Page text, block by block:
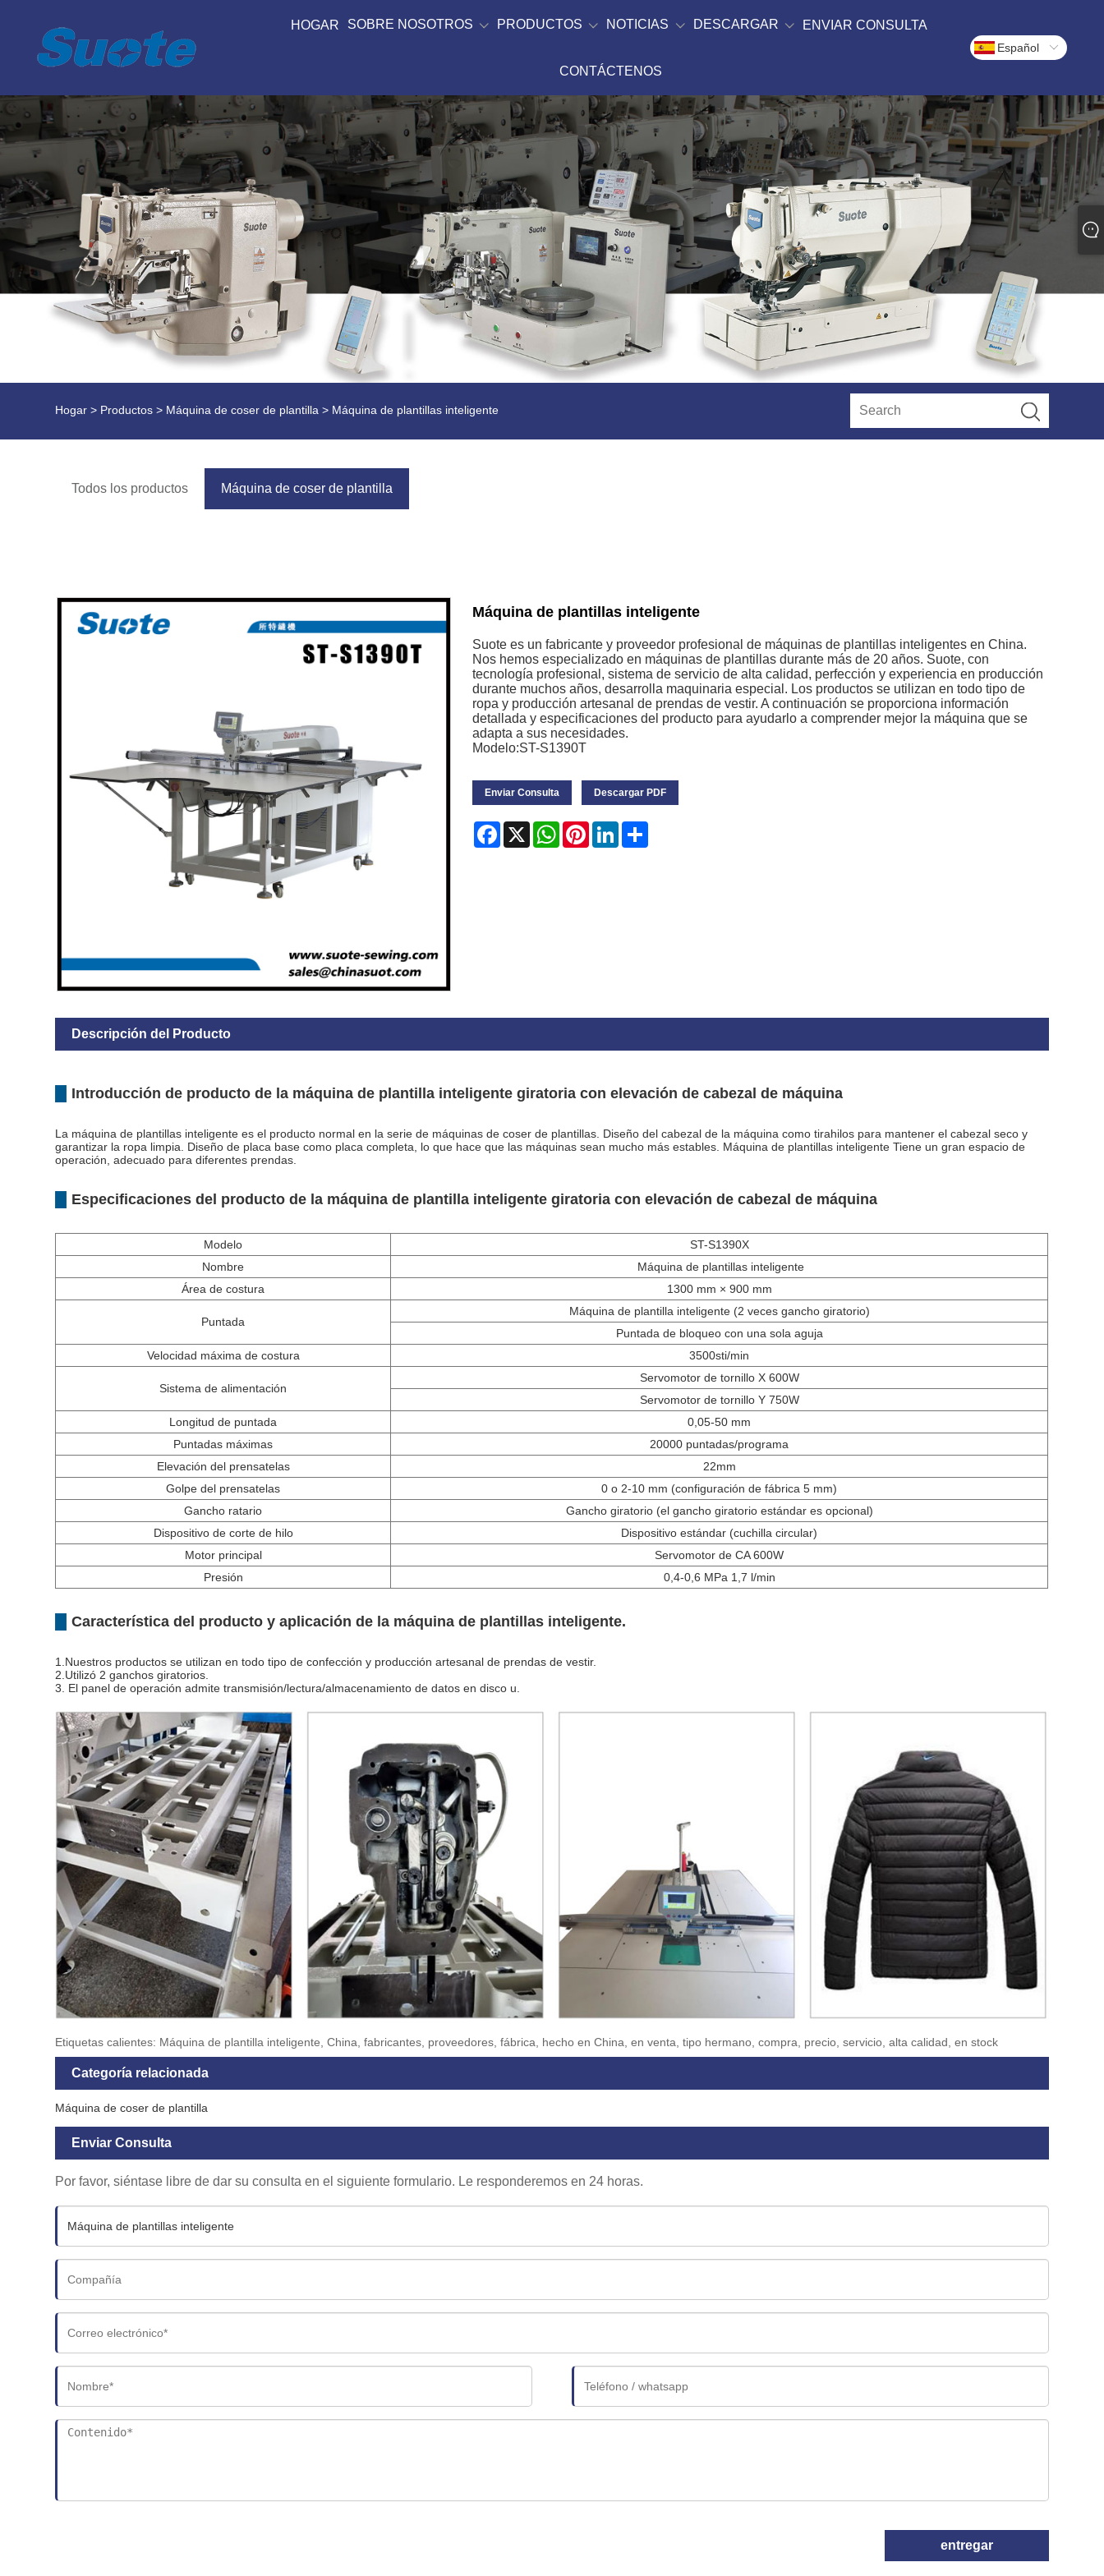
HOGAR SOBRE NOSOTROS PRODUCTOS NOTICIAS DESCARGAR ENVIAR CONSULTA
CONTÁCTENOS
Español
Hogar > Productos > Máquina de coser de plantilla > Máquina de plantillas inteligente
Todos los productos Máquina de coser de plantilla
Máquina de plantillas inteligente
Suote es un fabricante y proveedor profesional de máquinas de plantillas inteligentes en China.
Nos hemos especializado en máquinas de plantillas durante más de 20 años. Suote, con
tecnología profesional, sistema de servicio de alta calidad, perfección y experiencia en producción
durante muchos años, desarrolla maquinaria especial. Los productos se utilizan en todo tipo de
ropa y producción artesanal de prendas de vestir. A continuación se proporciona información
detallada y especificaciones del producto para ayudarlo a comprender mejor la máquina que se
adapta a sus necesidades.
Modelo:ST-S1390T
Enviar Consulta Descargar PDF
Facebook
X WhatsApp
PinterestLinkedIn
Descripción del Producto
Introducción de producto de la máquina de plantilla inteligente giratoria con elevación de cabezal de máquina
La máquina de plantillas inteligente es el producto normal en la serie de máquinas de coser de plantillas. Diseño del cabezal de la máquina como tirahilos para mantener el cabezal seco y
garantizar la ropa limpia. Diseño de placa base como placa completa, lo que hace que las máquinas sean mucho más estables. Máquina de plantillas inteligente Tiene un gran espacio de
operación, adecuado para diferentes prendas.
Especificaciones del producto de la máquina de plantilla inteligente giratoria con elevación de cabezal de máquina
Modelo
ST-S1390X
Nombre
Máquina de plantillas inteligente
Área de costura
1300 mm × 900 mm
Puntada
Máquina de plantilla inteligente (2 veces gancho giratorio)
Puntada de bloqueo con una sola aguja
Velocidad máxima de costura
3500sti/min
Sistema de alimentación
Servomotor de tornillo X 600W
Servomotor de tornillo Y 750W
Longitud de puntada
0,05-50 mm
Puntadas máximas
20000 puntadas/programa
Elevación del prensatelas
22mm
Golpe del prensatelas
0 o 2-10 mm (configuración de fábrica 5 mm)
Gancho ratario
Gancho giratorio (el gancho giratorio estándar es opcional)
Dispositivo de corte de hilo
Dispositivo estándar (cuchilla circular)
Motor principal
Servomotor de CA 600W
Presión
0,4-0,6 MPa 1,7 l/min
Característica del producto y aplicación de la máquina de plantillas inteligente.
1.Nuestros productos se utilizan en todo tipo de confección y producción artesanal de prendas de vestir.
2.Utilizó 2 ganchos giratorios.
3. El panel de operación admite transmisión/lectura/almacenamiento de datos en disco u.
Etiquetas calientes: Máquina de plantilla inteligente, China, fabricantes, proveedores, fábrica, hecho en China, en venta, tipo hermano, compra, precio, servicio, alta calidad, en stock
Categoría relacionada
Máquina de coser de plantilla
Enviar Consulta
Por favor, siéntase libre de dar su consulta en el siguiente formulario. Le responderemos en 24 horas.
entregar